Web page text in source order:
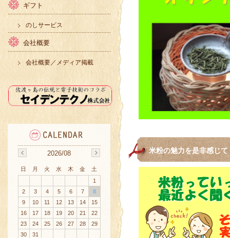
米粉の魅力を是非感じ
ギフト
のしサービス
会社概要
会社概要／メディア掲載
2026/08
日 月 火 水 木 金
土
1
2
3 4 5 6 7
8
9
10 11 12 13 14
15
16
17 18 19 20 21
22
23
24 25 26 27 28
29
30
31